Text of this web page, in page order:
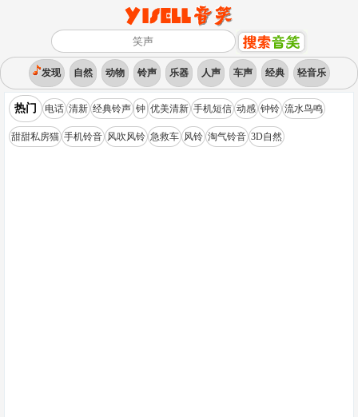
发现 自然 动物 铃声 乐器 人声 车声 经典 轻音乐
热门 电话 清新 经典铃声 钟 优美清新 手机短信 动感 钟铃 流水鸟鸣
甜甜私房猫 手机铃音 风吹风铃 急救车 风铃 淘气铃音 3D自然